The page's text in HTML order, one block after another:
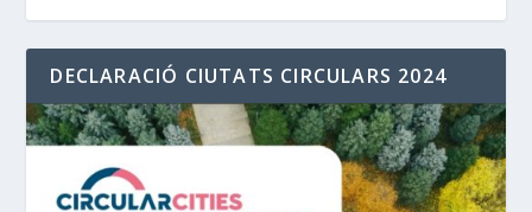
DECLARACIÓ CIUTATS CIRCULARS 2024